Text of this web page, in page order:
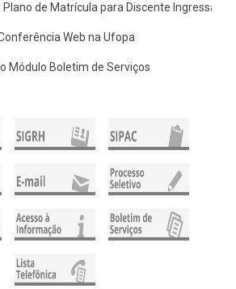
de Matrícula para Discente Ingressante
Web na Ufopa
Módulo Boletim de Serviços